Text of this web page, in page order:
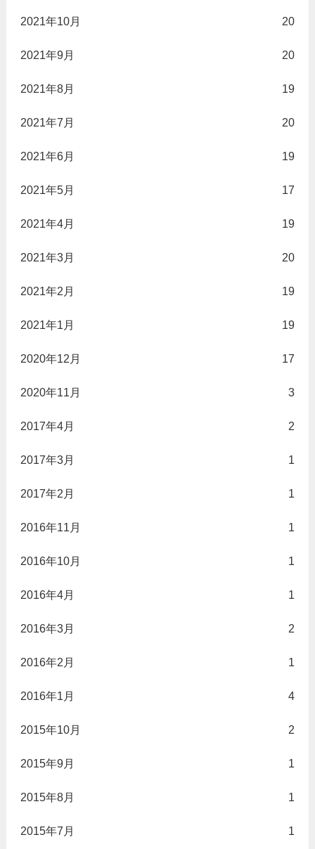
2021年10月 20
2021年9月 20
2021年8月 19
2021年7月 20
2021年6月 19
2021年5月 17
2021年4月 19
2021年3月 20
2021年2月 19
2021年1月 19
2020年12月 17
2020年11月 3
2017年4月 2
2017年3月 1
2017年2月 1
2016年11月 1
2016年10月 1
2016年4月 1
2016年3月 2
2016年2月 1
2016年1月 4
2015年10月 2
2015年9月 1
2015年8月 1
2015年7月 1